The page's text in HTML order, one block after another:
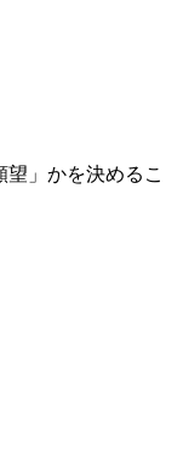
」かを決めるこ